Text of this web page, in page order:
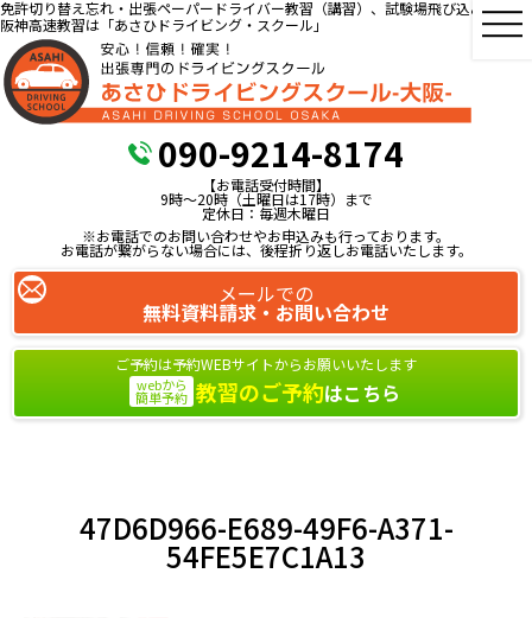
免許切り替え忘れ・出張ペーパードライバー教習（講習）、試験場飛び込み教習、
阪神高速教習は「あさひドライビング・スクール」
090-9214-8174
【お電話受付時間】
9時～20時（土曜日は17時）まで
定休日：毎週木曜日
※お電話でのお問い合わせやお申込みも行っております。
お電話が繋がらない場合には、後程折り返しお電話いたします。
メールでの
無料資料請求・お問い合わせ
ご予約は予約WEBサイトからお願いいたします
webから
簡単予約 教習のご予約はこちら
47D6D966-E689-49F6-A371-
54FE5E7C1A13